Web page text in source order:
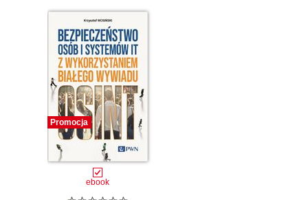
Promocja
ebook